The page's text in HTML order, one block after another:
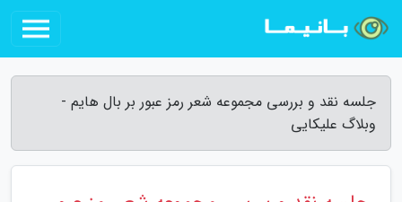
جلسه نقد و بررسی مجموعه شعر رمز عبور بر بال هایم -
وبلاگ علیکایی